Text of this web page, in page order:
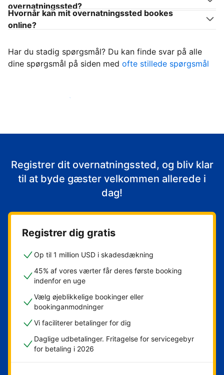
overnatningssted?
Hvornår kan mit overnatningssted bookes
online?
Har du stadig spørgsmål? Du kan finde svar på alle
dine spørgsmål på siden med ofte stillede spørgsmål
Begynd at tage imod gæster
Registrer dit overnatningssted, og bliv klar
til at byde gæster velkommen allerede i
dag!
Registrer dig gratis
Op til 1 million USD i skadesdækning
45% af vores værter får deres første booking
indenfor en uge
Vælg øjeblikkelige bookinger eller
bookinganmodninger
Vi faciliterer betalinger for dig
Daglige udbetalinger. Fritagelse for servicegebyr
for betaling i 2026